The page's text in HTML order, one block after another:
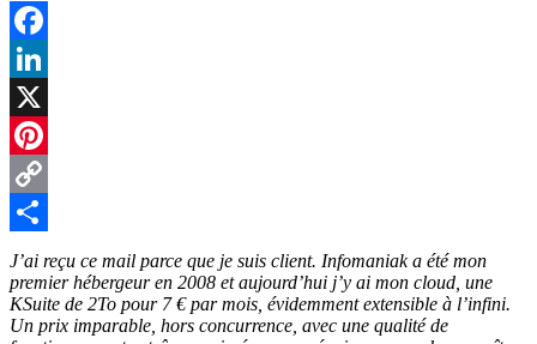
Facebook
LinkedIn
X
Pinterest
Copy
Link
Partager
J’ai reçu ce mail parce que je suis client. Infomaniak a été mon
premier hébergeur en 2008 et aujourd’hui j’y ai mon cloud, une
KSuite de 2To pour 7 € par mois, évidemment extensible à l’infini.
Un prix imparable, hors concurrence, avec une qualité de